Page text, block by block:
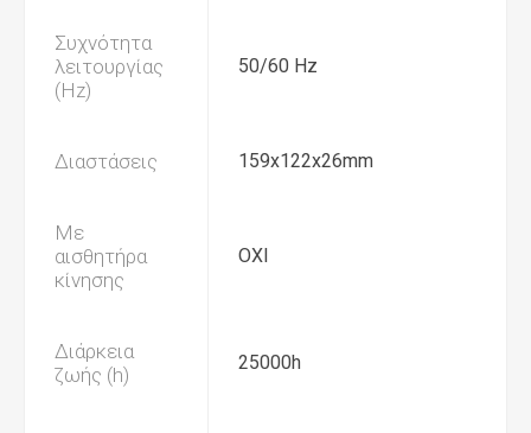
Συχνότητα
λειτουργίας
(Hz)
50/60 Hz
Διαστάσεις 159x122x26mm
Με
αισθητήρα
κίνησης
ΟΧΙ
Διάρκεια
ζωής (h)
25000h